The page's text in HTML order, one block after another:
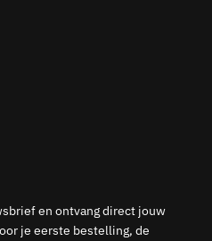
en ontvang direct jouw
je eerste bestelling, de